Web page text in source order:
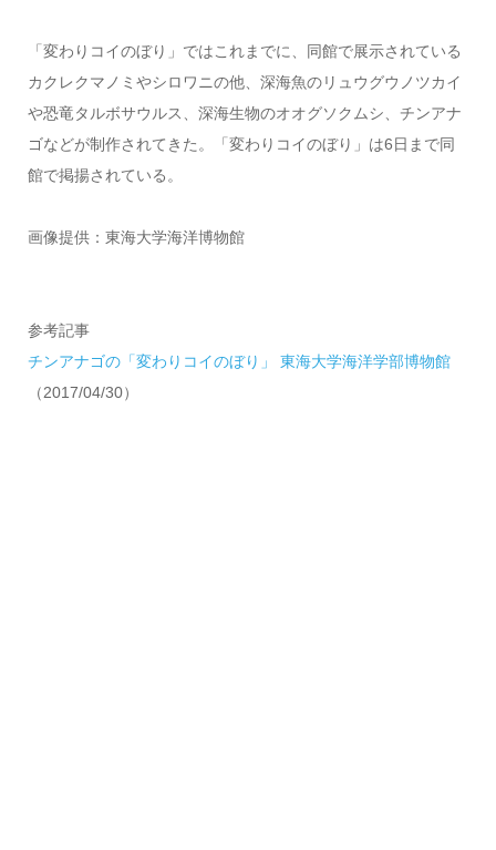
「変わりコイのぼり」ではこれまでに、同館で展示されている
カクレクマノミやシロワニの他、深海魚のリュウグウノツカイ
や恐竜タルボサウルス、深海生物のオオグソクムシ、チンアナ
ゴなどが制作されてきた。「変わりコイのぼり」は6日まで同
館で掲揚されている。
画像提供：東海大学海洋博物館
参考記事
チンアナゴの「変わりコイのぼり」 東海大学海洋学部博物館
（2017/04/30）